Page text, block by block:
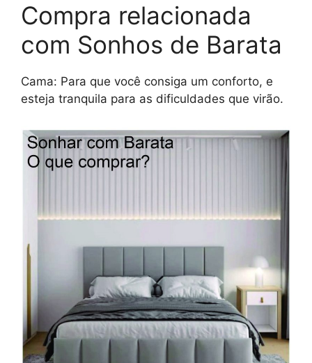
Compra relacionada
com Sonhos de Barata
Cama: Para que você consiga um conforto, e
esteja tranquila para as dificuldades que virão.